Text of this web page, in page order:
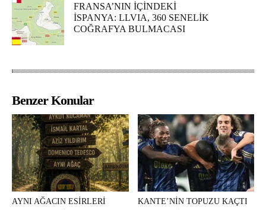
FRANSA’NIN İÇİNDEKİ
İSPANYA: LLVIA, 360 SENELİK
COĞRAFYA BULMACASI
Benzer Konular
AYNI AĞACIN ESİRLERİ KANTE’NİN TOPUZU KAÇTI